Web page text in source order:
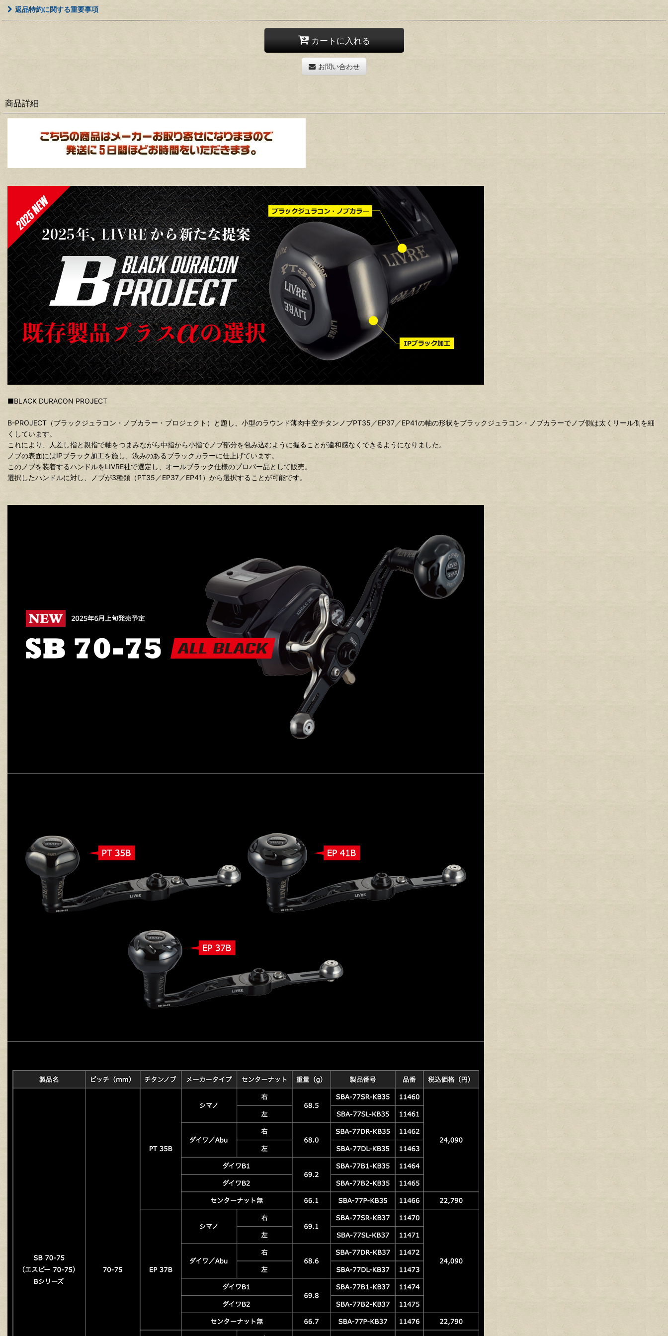
返品特約に関する重要事項
カートに入れる
お問い合わせ
商品詳細
■BLACK DURACON PROJECT
B-PROJECT（ブラックジュラコン・ノブカラー・プロジェクト）と題し、小型のラウンド薄肉中空チタンノブPT35／EP37／EP41の軸の形状をブラックジュラコン・ノブカラーでノブ側は太くリール側を細
くしています。
これにより、人差し指と親指で軸をつまみながら中指から小指でノブ部分を包み込むように握ることが違和感なくできるようになりました。
ノブの表面にはIPブラック加工を施し、渋みのあるブラックカラーに仕上げています。
このノブを装着するハンドルをLIVRE社で選定し、オールブラック仕様のプロパー品として販売。
選択したハンドルに対し、ノブが3種類（PT35／EP37／EP41）から選択することが可能です。